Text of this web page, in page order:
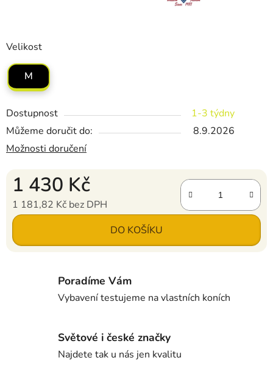
Velikost
M
Dostupnost
1-3 týdny
Můžeme doručit do:
8.9.2026
Možnosti doručení
1 430 Kč
1 181,82 Kč bez DPH
Měrná cena: DO KOŠÍKU
Poradíme Vám
Vybavení testujeme na vlastních koních
Světové i české značky
Najdete tak u nás jen kvalitu